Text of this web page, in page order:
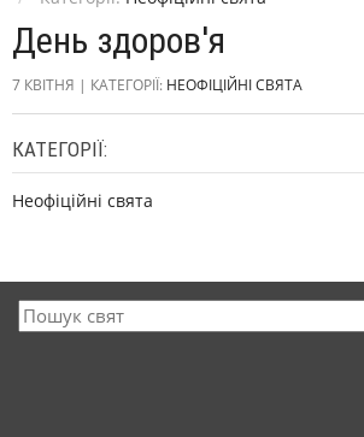
День здоров'я
7 КВІТНЯ | КАТЕГОРІЇ: НЕОФІЦІЙНІ СВЯТА
КАТЕГОРІЇ:
Неофіційні свята